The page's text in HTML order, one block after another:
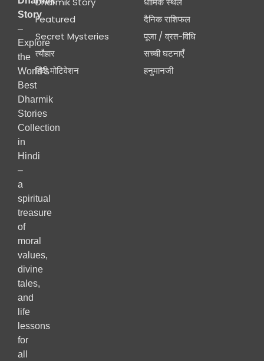
Story
–
Explore
the
World’s
Best
Dharmik
Stories
Collection
in
Hindi
–
a
spiritual
treasure
of
moral
values,
divine
tales,
and
life
lessons
for
all
Featured
Secret Mysteries
त्यौहार
हिंदी मोटिवेशन
दैनिक राशिफल
पूजा / व्रत-विधि
सच्ची घटनाएँ
हनुमानजी